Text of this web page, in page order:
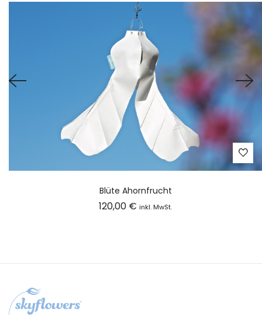
Blüte Ahornfrucht
120,00 € inkl. MwSt.